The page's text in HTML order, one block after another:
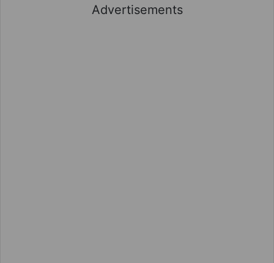
Advertisements